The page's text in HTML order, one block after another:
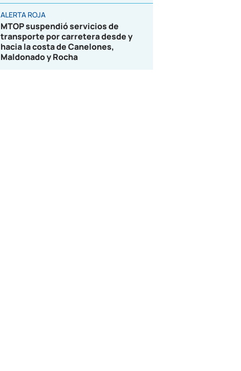
ALERTA ROJA
MTOP suspendió servicios de
transporte por carretera desde y
hacia la costa de Canelones,
Maldonado y Rocha